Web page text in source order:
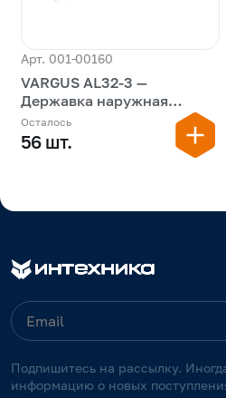
Арт. 001-00160
VARGUS AL32-3 —
Державка наружная
резьбовая
Осталось
56 шт.
Подпишитесь на рассылку.
информацию о новых